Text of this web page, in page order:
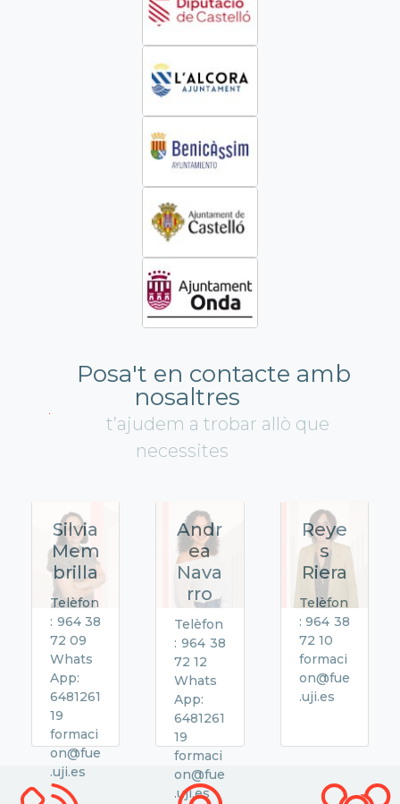
Posa't en contacte amb
nosaltres
t’ajudem a trobar allò que
necessites
Silvia
Mem
brilla
Telèfon
: 964 38
72 09
Whats
App:
6481261
19
formaci
on@fue
.uji.es
Andr
ea
Nava
rro
Telèfon
: 964 38
72 12
Whats
App:
6481261
19
formaci
on@fue
.uji.es
Reye
s
Riera
Telèfon
: 964 38
72 10
formaci
on@fue
.uji.es